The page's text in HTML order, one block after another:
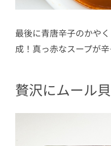
最後に青唐辛子のかや
成！真っ赤なスープが辛
贅沢にムール